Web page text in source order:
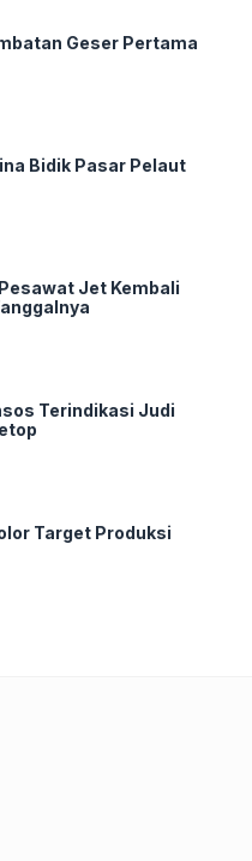
Geser Pertama
Bidik Pasar Pelaut
Jet Kembali
Terindikasi Judi
Target Produksi